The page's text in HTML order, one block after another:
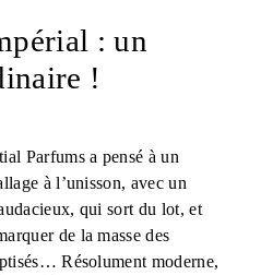
: un
!
Parfums a pensé à un
à l’unisson, avec un
qui sort du lot, et
de la masse des
Résolument moderne,